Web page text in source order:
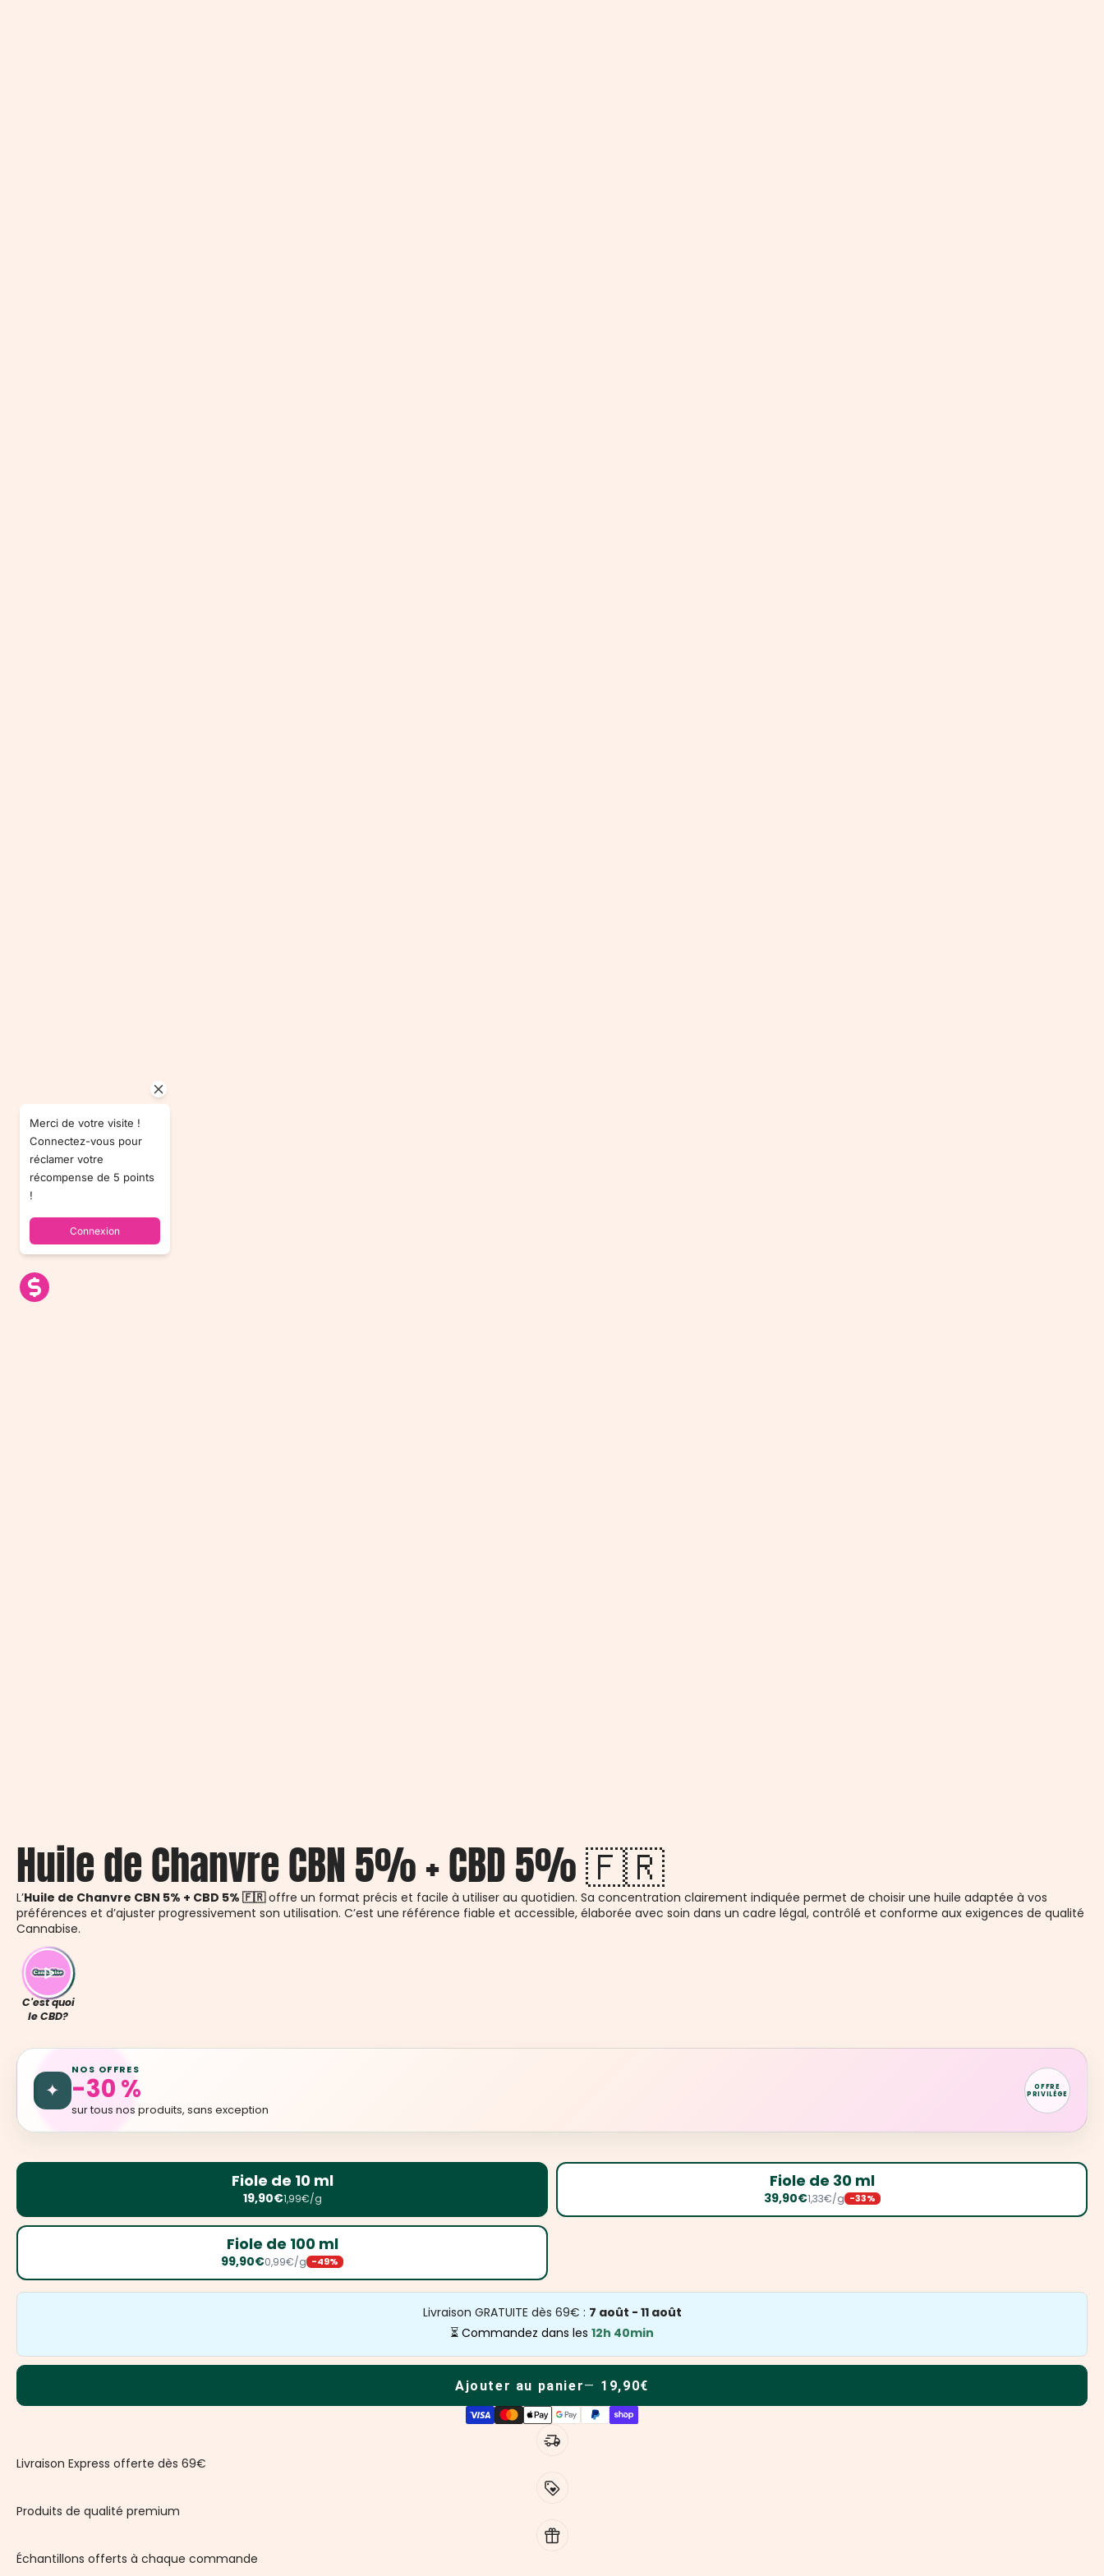
Huile de Chanvre CBN 5% + CBD 5% 🇫🇷
L’Huile de Chanvre CBN 5% + CBD 5% 🇫🇷offre un format précis et facile à utiliser au quotidien. Sa concentration clairement indiquée permet de choisir une huile adaptée à vos
préférences et d’ajuster progressivement son utilisation. C’est une référence fiable et accessible, élaborée avec soin dans un cadre légal, contrôlé et conforme aux exigences de qualité
Cannabise.
C'est quoi
le CBD?
✦
NOS OFFRES
-30 %
sur tous nos produits, sans exception
OFFRE
PRIVILÈGE
Fiole de 10 ml
19,90€1,99€/g
Fiole de 30 ml
39,90€1,33€/g -33%
Fiole de 100 ml
99,90€0,99€/g -49%
Livraison GRATUITE dès 69€ : 7 août - 11 août
⏳ Commandez dans les 12h 40min
Ajouter au panier 19,90€
Livraison Express offerte dès 69€
Produits de qualité premium
Échantillons offerts à chaque commande
Merci de votre visite !
Connectez-vous pour
réclamer votre
récompense de 5 points
!
Connexion